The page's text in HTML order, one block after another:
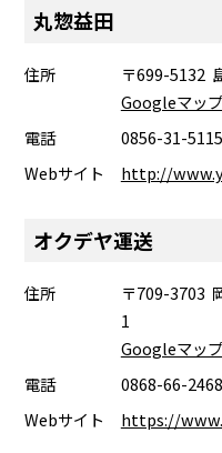
丸惣益田
住所
〒699-5132
Googleマッ
電話
0856-31-5115
Webサイト
http://
オクデヤ運送
住所
〒709-3703
1
Googleマッ
電話
0868-66-2468
Webサイト
https://